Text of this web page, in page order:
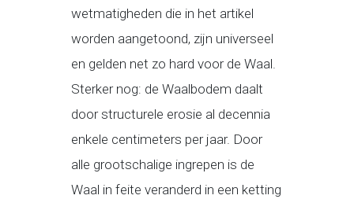
wetmatigheden die in het artikel
worden aangetoond, zijn universeel
en gelden net zo hard voor de Waal.
Sterker nog: de Waalbodem daalt
door structurele erosie al decennia
enkele centimeters per jaar. Door
alle grootschalige ingrepen is de
Waal in feite veranderd in een ketting